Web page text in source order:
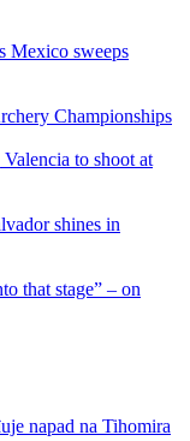
Mexico sweeps
Championships
to shoot at
shines in
that stage” – on
napad na Tihomira